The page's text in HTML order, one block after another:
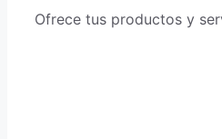
Ofrece tus productos y